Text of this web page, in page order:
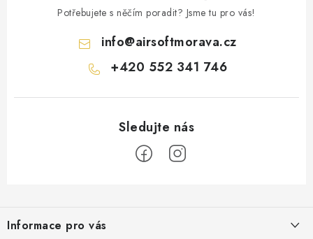
Potřebujete s něčím poradit? Jsme tu pro vás!
info@airsoftmorava.cz
+420 552 341 746
pInformace pro vás